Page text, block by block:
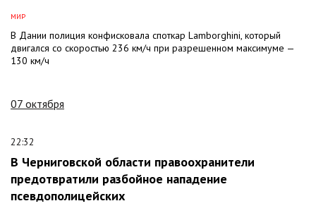
МИР
В Дании полиция конфисковала споткар Lamborghini, который
двигался со скоростью 236 км/ч при разрешенном максимуме —
130 км/ч
07 октября
22:32
В Черниговской области правоохранители
предотвратили разбойное нападение
псевдополицейских